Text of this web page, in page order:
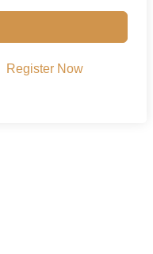
Register Now